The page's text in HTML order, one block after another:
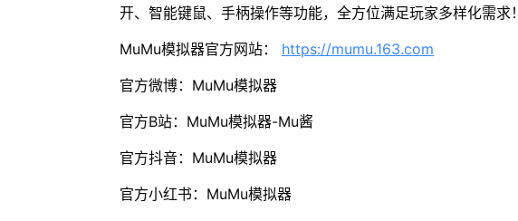
开、智能键鼠、手柄操作等功能，全方位满足玩家多样化需求！
MuMu模拟器官方网站： https://mumu.163.com
官方微博：MuMu模拟器
官方B站：MuMu模拟器-Mu酱
官方抖音：MuMu模拟器
官方小红书：MuMu模拟器